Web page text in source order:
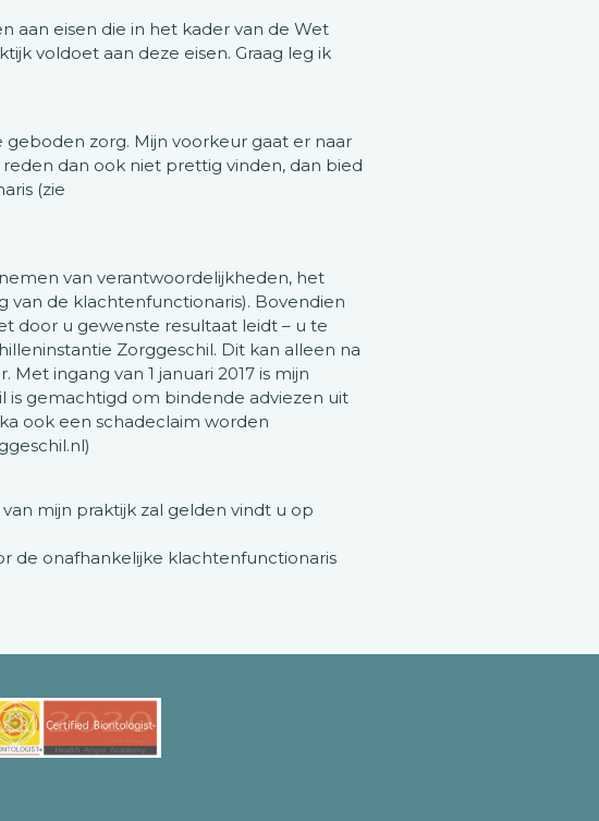
aan eisen die in het kader van de Wet
voldoet aan deze eisen. Graag leg ik
zorg. Mijn voorkeur gaat er naar
dan ook niet prettig vinden, dan bied
(zie
van verantwoordelijkheden, het
de klachtenfunctionaris). Bovendien
door u gewenste resultaat leidt – u te
Zorggeschil. Dit kan alleen na
ingang van 1 januari 2017 is mijn
is gemachtigd om bindende adviezen uit
ook een schadeclaim worden
mijn praktijk zal gelden vindt u op
de onafhankelijke klachtenfunctionaris